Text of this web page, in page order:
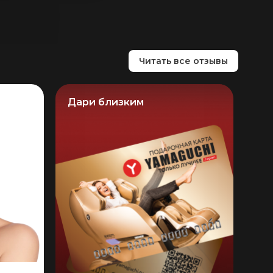
Читать все отзывы
Дари близким